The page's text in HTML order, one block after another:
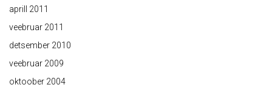
aprill 2011
veebruar 2011
detsember 2010
veebruar 2009
oktoober 2004